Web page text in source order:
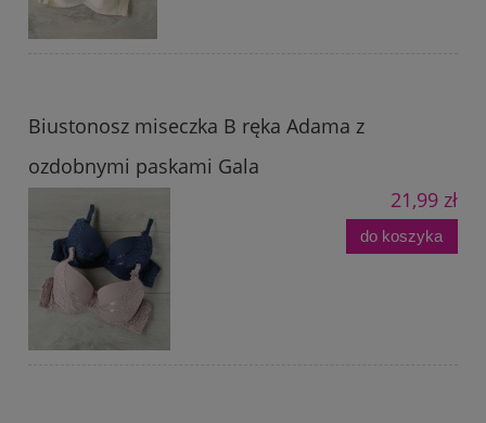
Biustonosz miseczka B ręka Adama z
ozdobnymi paskami Gala
21,99 zł
do koszyka